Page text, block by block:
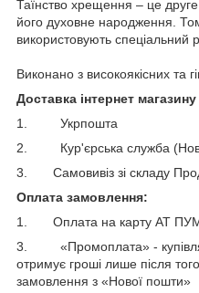
Таїнство хрещення – це
його духовне народження.
використовують спеціальний
Виконано з високоякісних та
Доставка інтернет
1. Укрпошта
2. Кур'єрська служба
3. Самовивіз зі складу
Оплата замовлення:
1. Оплата на карту АТ
3. «Промоплата» - купівля
отримує гроші лише після
замовлення з «Нової пошти»